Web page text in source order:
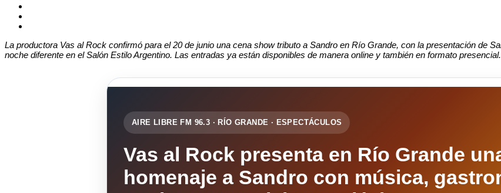
La productora Vas al Rock confirmó para el 20 de junio una cena show tributo a Sandro en Río Grande, con la presentación de
noche diferente en el Salón Estilo Argentino. Las entradas ya están disponibles de manera online y también en formato presencial.
AIRE LIBRE FM 96.3 · RÍO GRANDE · ESPECTÁCULOS
Vas al Rock presenta en Río Grande
homenaje a Sandro con música,